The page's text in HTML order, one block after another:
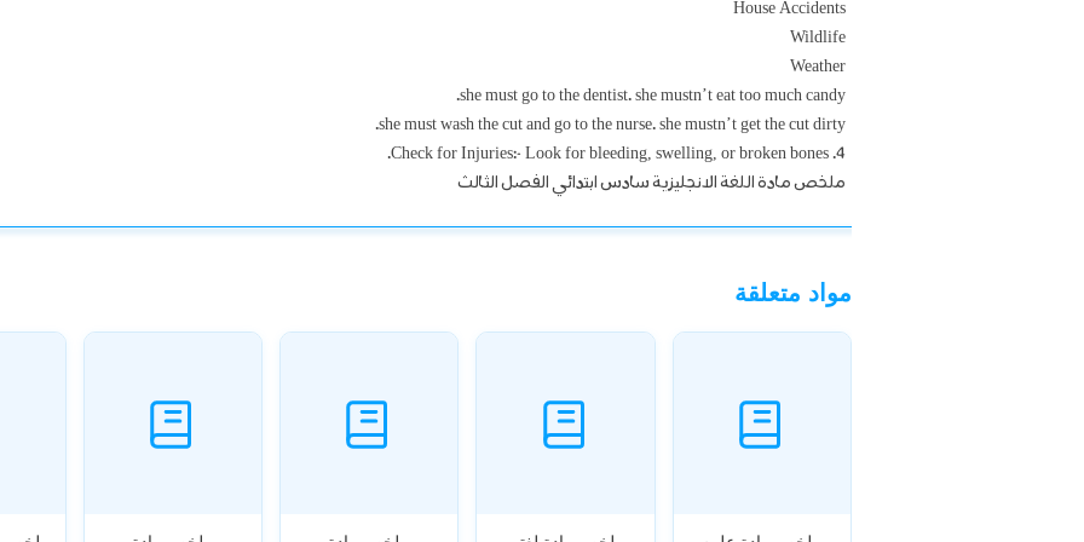
House Accidents
Wildlife
Weather
she must go to the dentist. she mustn’t eat too much candy.
she must wash the cut and go to the nurse. she mustn’t get the cut dirty.
4. Check for Injuries:- Look for bleeding, swelling, or broken bones.
ملخص مادة اللغة الانجليزية سادس ابتدائي الفصل الثالث
مواد متعلقة